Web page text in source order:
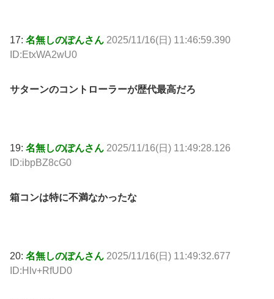
17: 名無しのぽんさん 2025/11/16(日) 11:46:59.390
ID:EtxWA2wU0
サターンのコントローラーが歴代最高だろ
19: 名無しのぽんさん 2025/11/16(日) 11:49:28.126
ID:ibpBZ8cG0
箱コンは特に不満なかったな
20: 名無しのぽんさん 2025/11/16(日) 11:49:32.677
ID:Hlv+RfUD0